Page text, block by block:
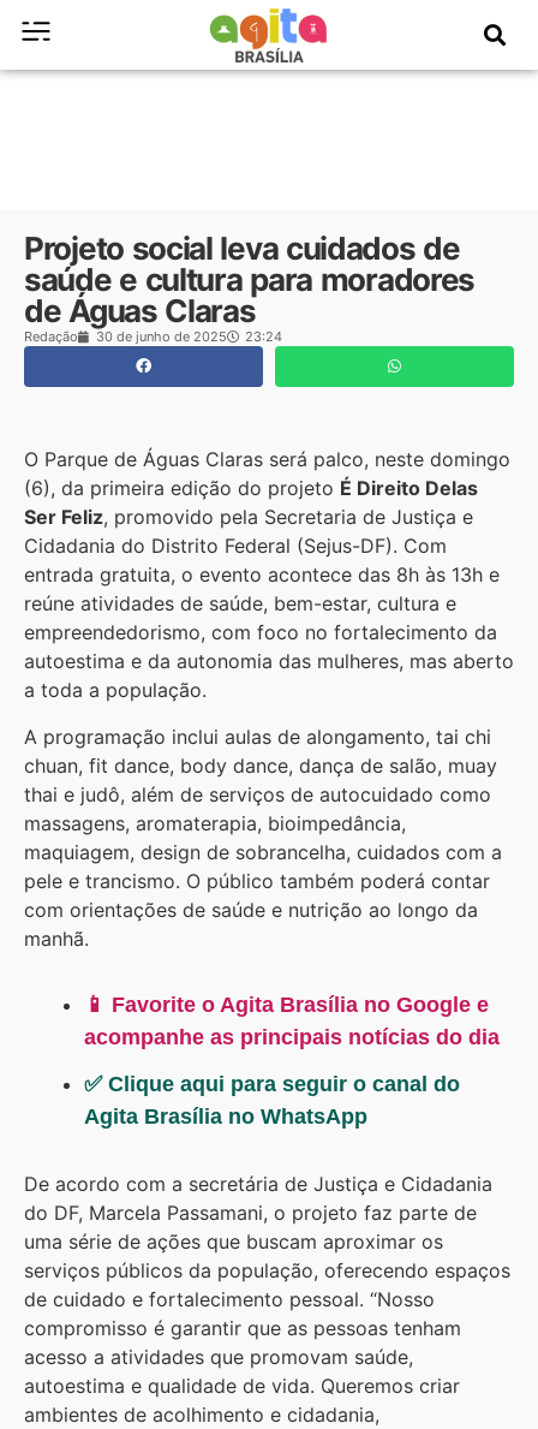
Projeto social leva cuidados de
saúde e cultura para moradores
de Águas Claras
Redação 30 de junho de 2025 23:24
O Parque de Águas Claras será palco, neste domingo
(6), da primeira edição do projeto É Direito Delas
Ser Feliz, promovido pela Secretaria de Justiça e
Cidadania do Distrito Federal (Sejus-DF). Com
entrada gratuita, o evento acontece das 8h às 13h e
reúne atividades de saúde, bem-estar, cultura e
empreendedorismo, com foco no fortalecimento da
autoestima e da autonomia das mulheres, mas aberto
a toda a população.
A programação inclui aulas de alongamento, tai chi
chuan, fit dance, body dance, dança de salão, muay
thai e judô, além de serviços de autocuidado como
massagens, aromaterapia, bioimpedância,
maquiagem, design de sobrancelha, cuidados com a
pele e trancismo. O público também poderá contar
com orientações de saúde e nutrição ao longo da
manhã.
📱 Favorite o Agita Brasília no Google e
acompanhe as principais notícias do dia
✅ Clique aqui para seguir o canal do
Agita Brasília no WhatsApp
De acordo com a secretária de Justiça e Cidadania
do DF, Marcela Passamani, o projeto faz parte de
uma série de ações que buscam aproximar os
serviços públicos da população, oferecendo espaços
de cuidado e fortalecimento pessoal. “Nosso
compromisso é garantir que as pessoas tenham
acesso a atividades que promovam saúde,
autoestima e qualidade de vida. Queremos criar
ambientes de acolhimento e cidadania,